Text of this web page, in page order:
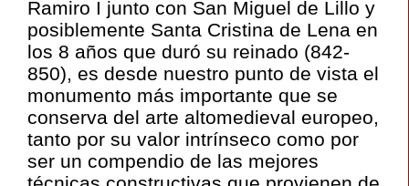
Ramiro I junto con San Miguel de Lillo y
posiblemente Santa Cristina de Lena en
los 8 años que duró su reinado (842-
850), es desde nuestro punto de vista el
monumento más importante que se
conserva del arte altomedieval europeo,
tanto por su valor intrínseco como por
ser un compendio de las mejores